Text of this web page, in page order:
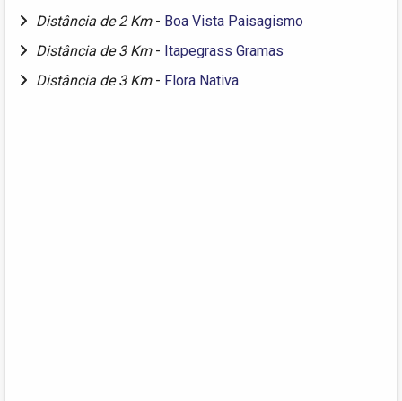
Distância de 2 Km - Boa Vista Paisagismo
Distância de 3 Km - Itapegrass Gramas
Distância de 3 Km - Flora Nativa